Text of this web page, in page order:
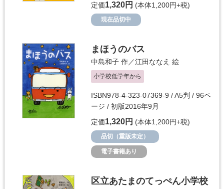
定価1,320円 (本体1,200円+税)
現在品切中
まほうのバス
中島和子 作／江田ななえ 絵
小学校低学年から
ISBN978-4-323-07369-9 / A5判 / 96ペ
ージ / 初版2016年9月
定価1,320円 (本体1,200円+税)
品切（重版未定）
電子書籍あり
区立あたまのてっぺん小学校